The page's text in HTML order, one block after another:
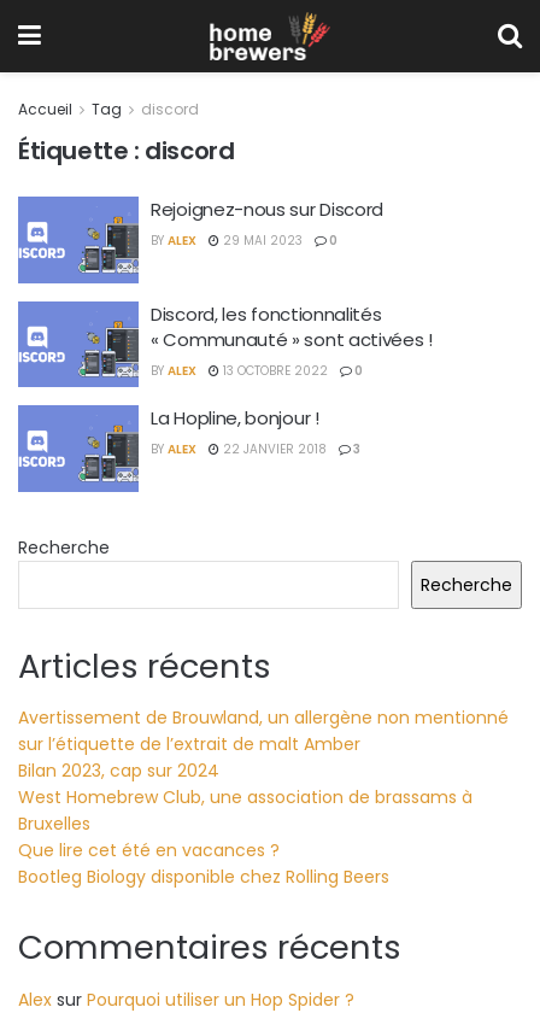
Accueil Tag discord
Étiquette : discord
Rejoignez-nous sur Discord
BY ALEX 29 MAI 2023 0
Discord, les fonctionnalités
« Communauté » sont activées !
BY ALEX 13 OCTOBRE 2022 0
La Hopline, bonjour !
BY ALEX 22 JANVIER 2018 3
Recherche
Recherche
Articles récents
Avertissement de Brouwland, un allergène non mentionné
sur l’étiquette de l’extrait de malt Amber
Bilan 2023, cap sur 2024
West Homebrew Club, une association de brassams à
Bruxelles
Que lire cet été en vacances ?
Bootleg Biology disponible chez Rolling Beers
Commentaires récents
Alex sur Pourquoi utiliser un Hop Spider ?